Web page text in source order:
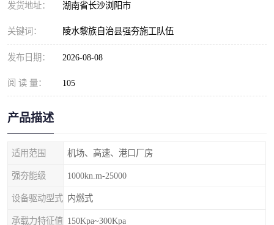
发货地址： 湖南省长沙浏阳市
关键词： 陵水黎族自治县强夯施工队伍
发布日期： 2026-08-08
阅 读 量： 105
产品描述
适用范围 机场、高速、港口厂房
强夯能级 1000kn.m-25000
设备驱动型式 内燃式
承载力特征值 150Kpa~300Kpa